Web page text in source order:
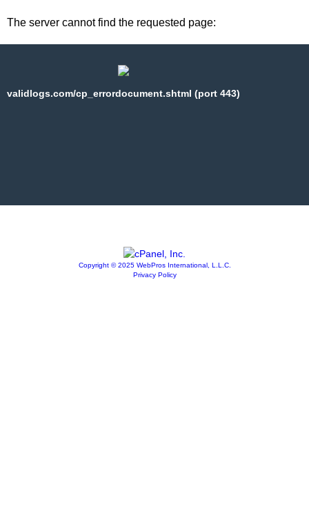
The server cannot find the requested page:
validlogs.com/cp_errordocument.shtml (port 443)
Copyright © 2025 WebPros International, L.L.C.
Privacy Policy